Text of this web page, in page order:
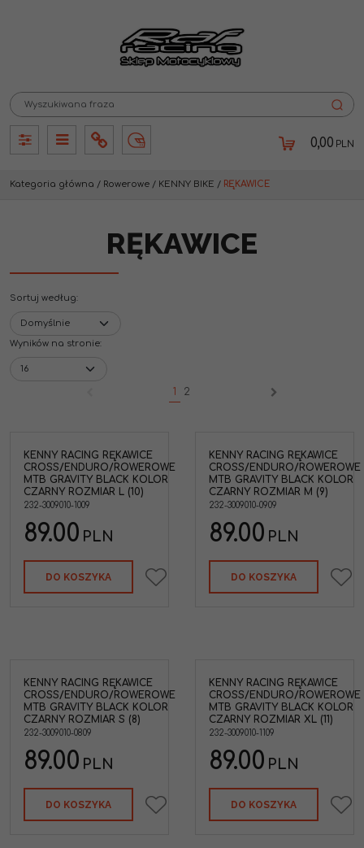
PanelPanelInfo Lang 0,00 PLN
Kategoria główna / Rowerowe / KENNY BIKE / RĘKAWICE
RĘKAWICE
Sortuj według:
Wyników na stronie:
1 2
KENNY RACING RĘKAWICE
CROSS/ENDURO/ROWEROWE
MTB GRAVITY BLACK KOLOR
CZARNY ROZMIAR L (10)
232-3009010-1009
89.00 PLN
DO KOSZYKA
KENNY RACING RĘKAWICE
CROSS/ENDURO/ROWEROWE
MTB GRAVITY BLACK KOLOR
CZARNY ROZMIAR M (9)
232-3009010-0909
89.00 PLN
DO KOSZYKA
KENNY RACING RĘKAWICE
CROSS/ENDURO/ROWEROWE
MTB GRAVITY BLACK KOLOR
CZARNY ROZMIAR S (8)
232-3009010-0809
89.00 PLN
DO KOSZYKA
KENNY RACING RĘKAWICE
CROSS/ENDURO/ROWEROWE
MTB GRAVITY BLACK KOLOR
CZARNY ROZMIAR XL (11)
232-3009010-1109
89.00 PLN
DO KOSZYKA